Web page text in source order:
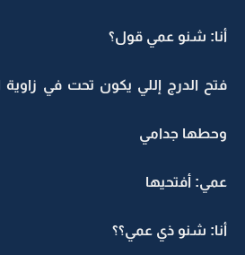
أنا: شنو عمي قول؟
فتح الدرج إللي يكون تحت في
وحطها جدامي
عمي: أفتحيها
أنا: شنو ذي عمي؟؟